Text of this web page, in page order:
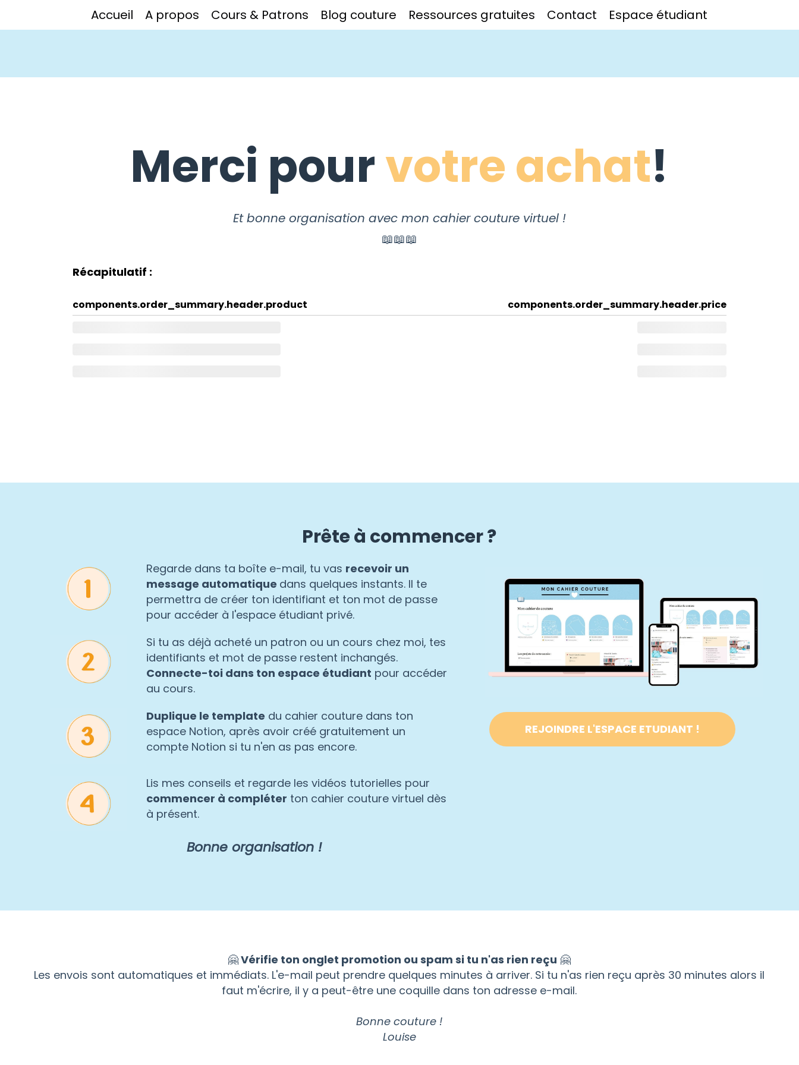
Accueil A propos Cours & Patrons Blog couture Ressources gratuites Contact Espace étudiant
Merci pourvotre achat!
Et bonne organisation avec mon cahier couture virtuel !
📖📖📖
Récapitulatif :
components.order_summary.header.product components.order_summary.header.price
Prête à commencer ?
Regarde dans ta boîte e-mail, tu vas recevoir un
message automatique dans quelques instants. Il te
permettra de créer ton identifiant et ton mot de passe
pour accéder à l'espace étudiant privé.
Si tu as déjà acheté un patron ou un cours chez moi, tes
identifiants et mot de passe restent inchangés.
Connecte-toi dans ton espace étudiant pour accéder
au cours.
Duplique le template du cahier couture dans ton
espace Notion, après avoir créé gratuitement un
compte Notion si tu n'en as pas encore.
Lis mes conseils et regarde les vidéos tutorielles pour
commencer à compléter ton cahier couture virtuel dès
à présent.
Bonne organisation !
REJOINDRE L'ESPACE ETUDIANT !
🤗Vérifie ton onglet promotion ou spam si tu n'as rien reçu 🤗
Les envois sont automatiques et immédiats. L'e-mail peut prendre quelques minutes à arriver. Si tu n'as rien reçu après 30 minutes alors il
faut m'écrire, il y a peut-être une coquille dans ton adresse e-mail.
Bonne couture !
Louise